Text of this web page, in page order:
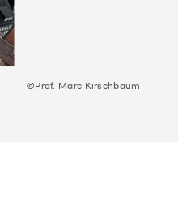
©Prof. Marc Kirschbaum